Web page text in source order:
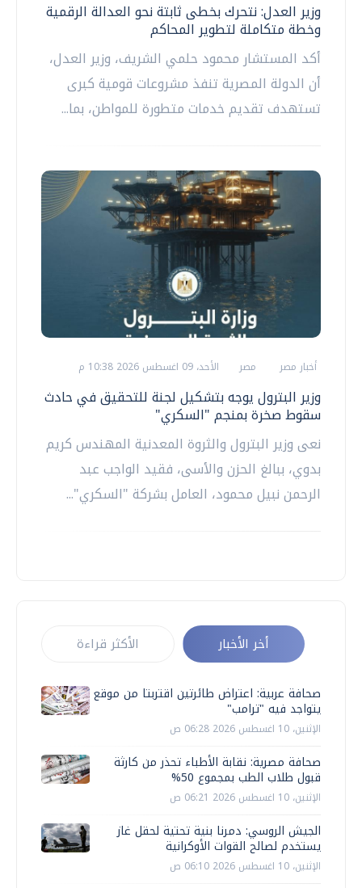
وزير العدل: نتحرك بخطى ثابتة نحو العدالة الرقمية
وخطة متكاملة لتطوير المحاكم
أكد المستشار محمود حلمي الشريف، وزير العدل،
أن الدولة المصرية تنفذ مشروعات قومية كبرى
تستهدف تقديم خدمات متطورة للمواطن، بما...
أخبار مصر مصر الأحد، 09 اغسطس 2026 10:38 م
وزير البترول يوجه بتشكيل لجنة للتحقيق في حادث
سقوط صخرة بمنجم "السكري"
نعى وزير البترول والثروة المعدنية المهندس كريم
بدوي، ببالغ الحزن والأسى، فقيد الواجب عبد
الرحمن نبيل محمود، العامل بشركة "السكري"...
أخر الأخبار الأكثر قراءة
صحافة عربية: اعتراض طائرتين اقتربتا من موقع
يتواجد فيه "ترامب"
الإثنين، 10 اغسطس 2026 06:28 ص
صحافة مصرية: نقابة الأطباء تحذر من كارثة
قبول طلاب الطب بمجموع 50%
الإثنين، 10 اغسطس 2026 06:21 ص
الجيش الروسي: دمرنا بنية تحتية لحقل غاز
يستخدم لصالح القوات الأوكرانية
الإثنين، 10 اغسطس 2026 06:10 ص